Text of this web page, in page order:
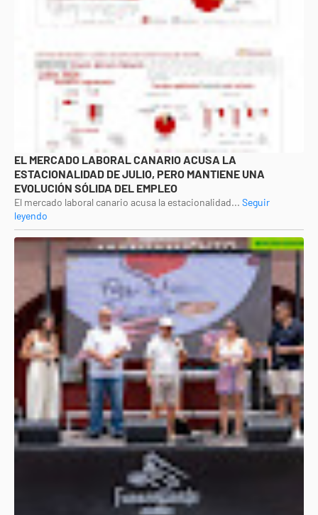
EL MERCADO LABORAL CANARIO ACUSA LA
ESTACIONALIDAD DE JULIO, PERO MANTIENE UNA
EVOLUCIÓN SÓLIDA DEL EMPLEO
El mercado laboral canario acusa la estacionalidad... Seguir
leyendo